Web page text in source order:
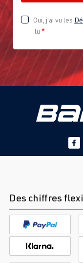
Oui, j'ai vu les
lu *
Des chiffres